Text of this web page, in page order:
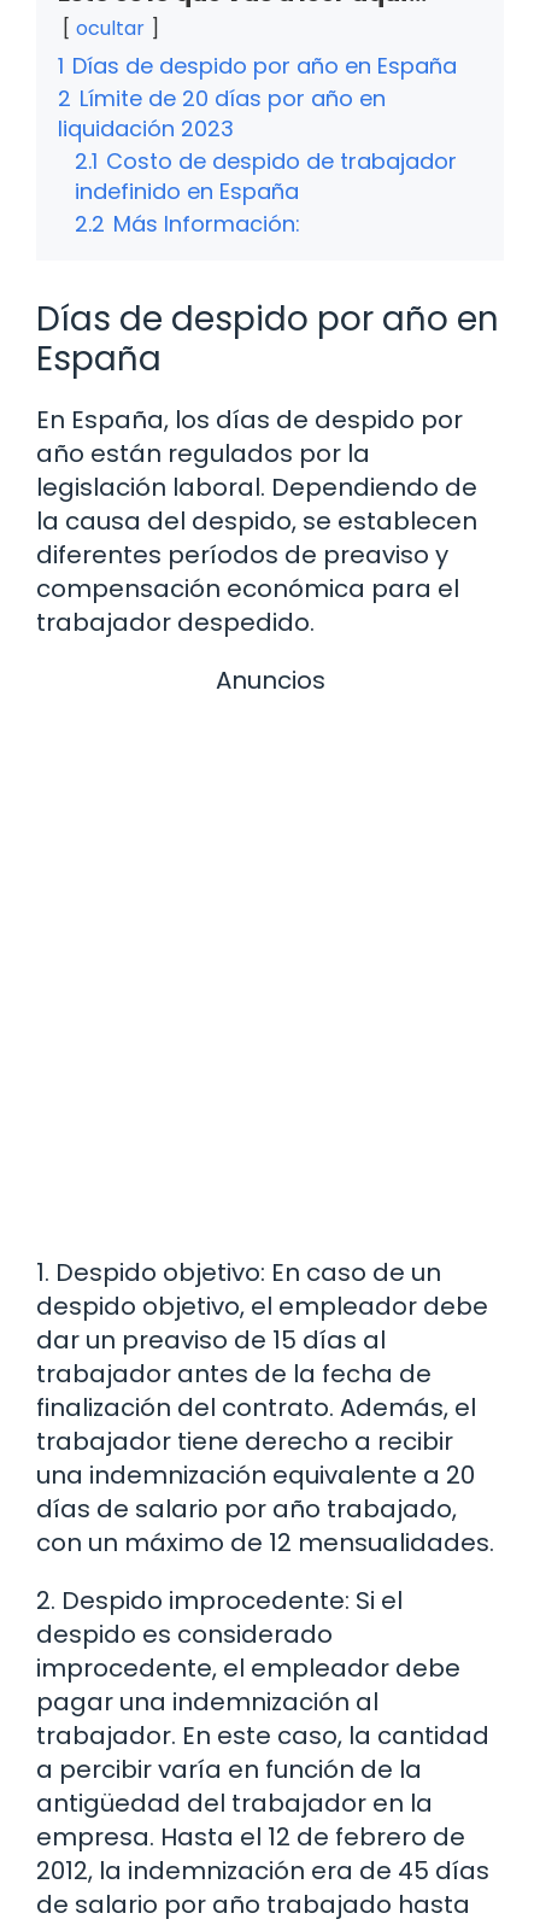
ocultar
1 Días de despido por año en España
2 Límite de 20 días por año en
liquidación 2023
2.1 Costo de despido de trabajador
indefinido en España
2.2 Más Información:
Días de despido por año en
España
En España, los días de despido por
año están regulados por la
legislación laboral. Dependiendo de
la causa del despido, se establecen
diferentes períodos de preaviso y
compensación económica para el
trabajador despedido.
Anuncios
1. Despido objetivo: En caso de un
despido objetivo, el empleador debe
dar un preaviso de 15 días al
trabajador antes de la fecha de
finalización del contrato. Además, el
trabajador tiene derecho a recibir
una indemnización equivalente a 20
días de salario por año trabajado,
con un máximo de 12 mensualidades.
2. Despido improcedente: Si el
despido es considerado
improcedente, el empleador debe
pagar una indemnización al
trabajador. En este caso, la cantidad
a percibir varía en función de la
antigüedad del trabajador en la
empresa. Hasta el 12 de febrero de
2012, la indemnización era de 45 días
de salario por año trabajado hasta